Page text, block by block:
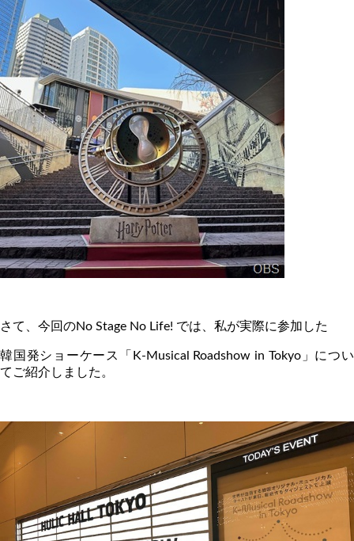
さて、今回のNo Stage No Life! では、私が実際に参加した
韓国発ショーケース「 K-Musical Roadshow in Tokyo」につい
てご紹介しました。